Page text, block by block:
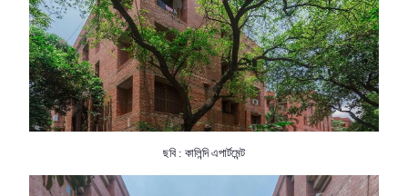
ছবি : কালিন্দি এপার্টমেন্ট